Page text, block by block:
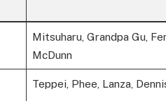
Mitsuharu, Grandpa Gu,
McDunn
Teppei, Phee, Lanza,